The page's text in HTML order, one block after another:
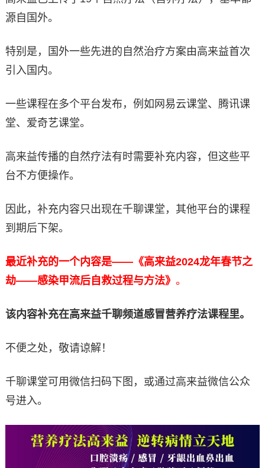
源自国外。
特别是，国外一些先进的自然治疗方案由高来益首次
引入国内。
一些课程在多个平台发布，例如网易云课堂、腾讯课
堂、爱奇艺课堂。
高来益传播的自然疗法有时需要补充内容，但这些平
台不方便操作。
因此，补充内容只出现在千聊课堂，其他平台的课程
到期后下架。
最近补充的一个内容是——《高来益2024龙年春节之
劫——感染甲流后自救过程与方法》 。
该内容补充在高来益千聊频道感冒营养疗法课程里。
不便之处，敬请谅解！
千聊课堂可用微信扫码下图，或通过高来益微信公众
号进入。